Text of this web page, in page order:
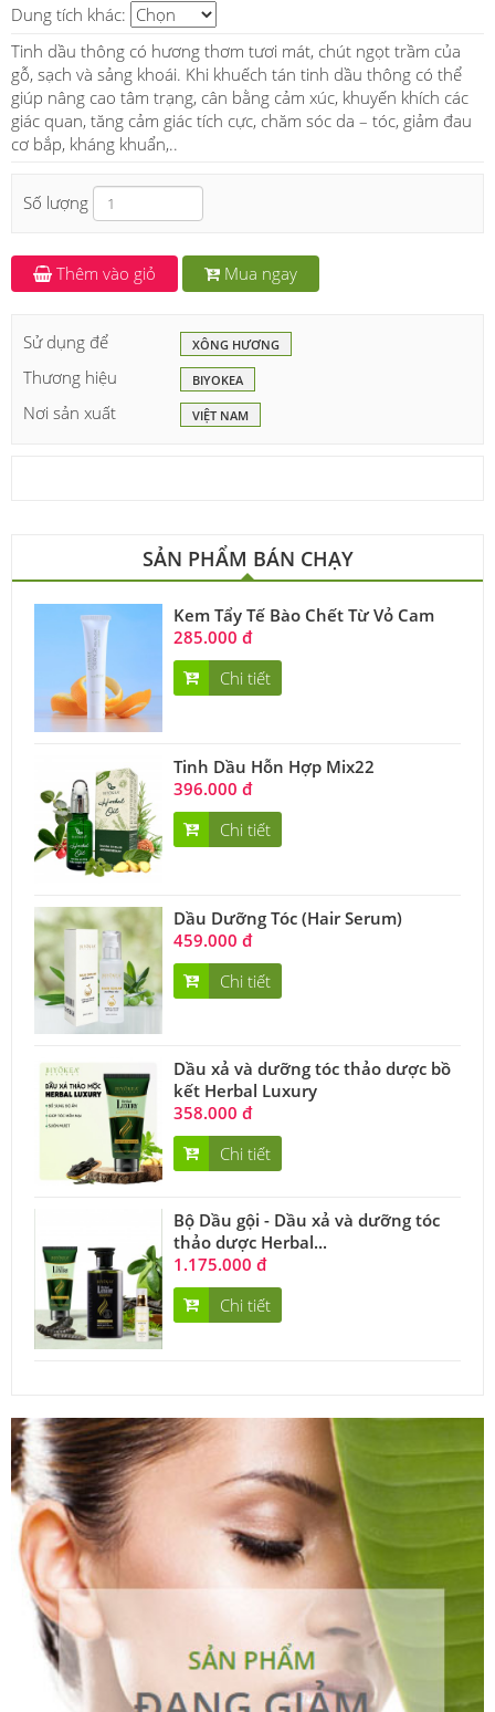
Dung tích khác:
Tinh dầu thông có hương thơm tươi mát, chút ngọt trầm của
gỗ, sạch và sảng khoái. Khi khuếch tán tinh dầu thông có thể
giúp nâng cao tâm trạng, cân bằng cảm xúc, khuyến khích các
giác quan, tăng cảm giác tích cực, chăm sóc da – tóc, giảm đau
cơ bắp, kháng khuẩn,..
Số lượng
Thêm vào giỏ Mua ngay
Sử dụng để XÔNG HƯƠNG
Thương hiệu BIYOKEA
Nơi sản xuất VIỆT NAM
SẢN PHẨM BÁN CHẠY
Kem Tẩy Tế Bào Chết Từ Vỏ Cam
285.000 đ
Chi tiết
Tinh Dầu Hỗn Hợp Mix22
396.000 đ
Chi tiết
Dầu Dưỡng Tóc (Hair Serum)
459.000 đ
Chi tiết
Dầu xả và dưỡng tóc thảo dược bồ
kết Herbal Luxury
358.000 đ
Chi tiết
Bộ Dầu gội - Dầu xả và dưỡng tóc
thảo dược Herbal...
1.175.000 đ
Chi tiết